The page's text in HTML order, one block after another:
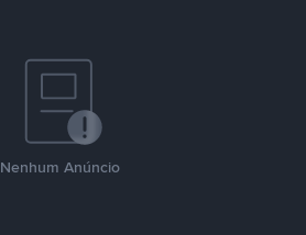
Nenhum Anúncio